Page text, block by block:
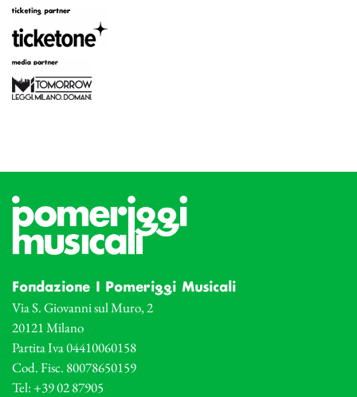
Fondazione I Pomeriggi Musicali
Via S. Giovanni sul Muro, 2
20121 Milano
Partita Iva 04410060158
Cod. Fisc. 80078650159
Tel: +39 02 87905